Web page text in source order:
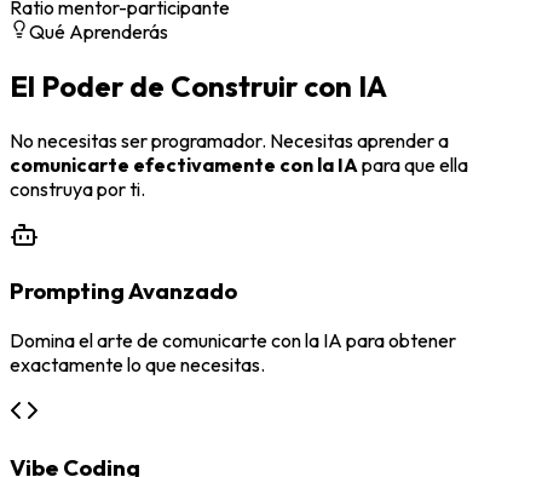
Ratio mentor-participante
Qué Aprenderás
El Poder de Construir con IA
No necesitas ser programador. Necesitas aprender a
comunicarte efectivamente con la IA para que ella
construya por ti.
Prompting Avanzado
Domina el arte de comunicarte con la IA para obtener
exactamente lo que necesitas.
Vibe Coding